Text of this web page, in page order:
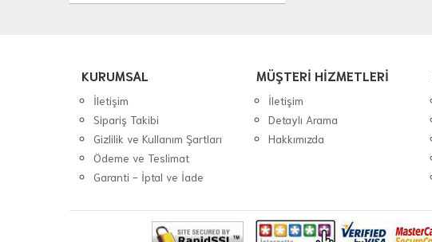
KURUMSAL
İletişim
Sipariş Takibi
Gizlilik ve Kullanım Şartları
Ödeme ve Teslimat
Garanti - İptal ve İade
MÜŞTERİ HİZMETLERİ
İletişim
Detaylı Arama
Hakkımızda